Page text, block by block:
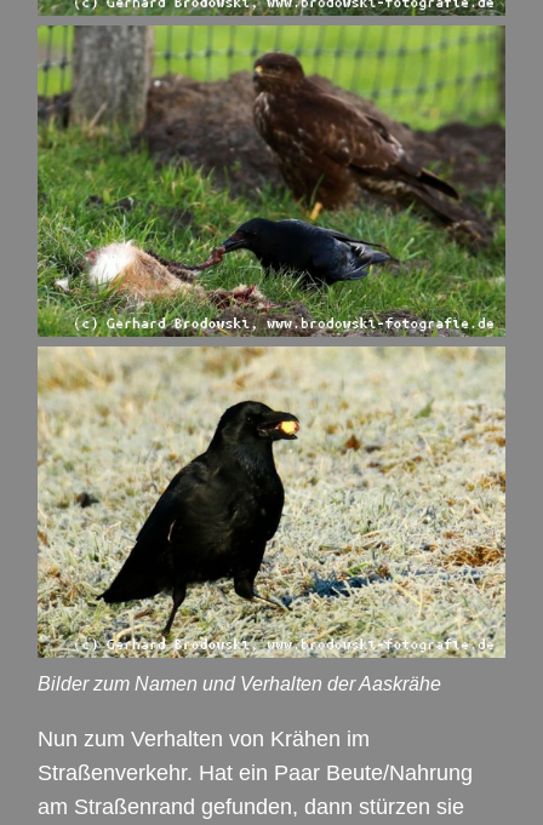
Bilder zum Namen und Verhalten der Aaskrähe
Nun zum Verhalten von Krähen im
Straßenverkehr. Hat ein Paar Beute/Nahrung
am Straßenrand gefunden, dann stürzen sie